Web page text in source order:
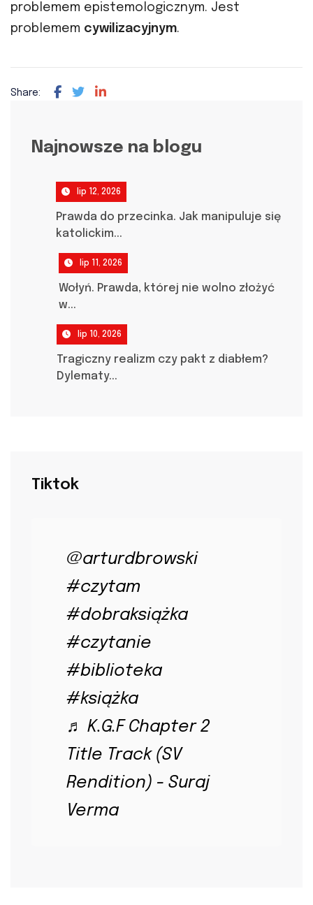
problemem epistemologicznym. Jest
problemem cywilizacyjnym.
Share:
Najnowsze na blogu
lip 12, 2026
Prawda do przecinka. Jak manipuluje się
katolickim...
lip 11, 2026
Wołyń. Prawda, której nie wolno złożyć
w...
lip 10, 2026
Tragiczny realizm czy pakt z diabłem?
Dylematy...
Tiktok
@arturdbrowski
#czytam
#dobraksiążka
#czytanie
#biblioteka
#książka
♬ K.G.F Chapter 2
Title Track (SV
Rendition) - Suraj
Verma